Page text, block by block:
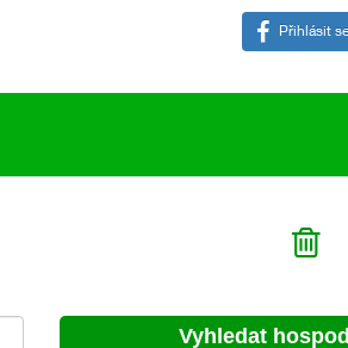
Přihlásit